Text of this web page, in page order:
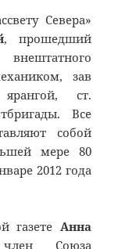
Севера»
, прошедший
зав
ст.
Все
собой
мере 80
2012 года
газете Анна
Союза